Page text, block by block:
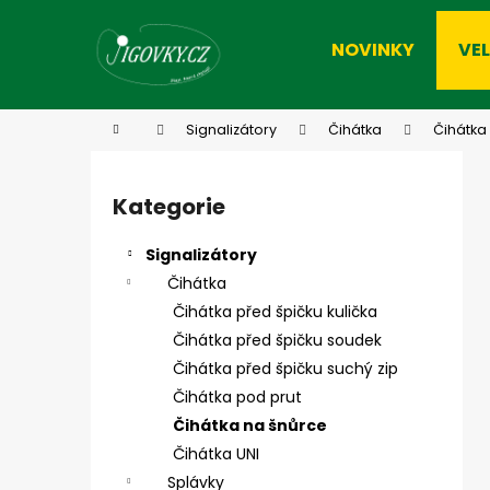
NOVINKY
Domů Signalizátory Čihátka
Přeskočit
kategorie
Kategorie
Signalizátory
Čihátka
Čihátka před špičku kulička
Čihátka před špičku soudek
Čihátka před špičku suchý zip
Čihátka pod prut
Čihátka na šnůrce
Čihátka UNI
Splávky
Zpět
Zpět